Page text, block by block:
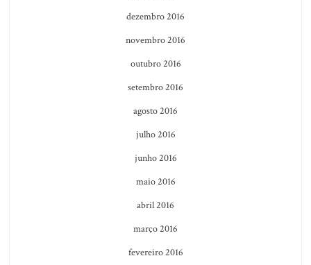
dezembro 2016
novembro 2016
outubro 2016
setembro 2016
agosto 2016
julho 2016
junho 2016
maio 2016
abril 2016
março 2016
fevereiro 2016